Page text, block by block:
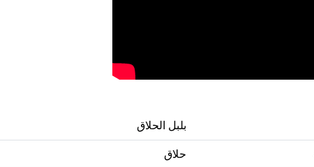
بلبل الحلاق
حلاق